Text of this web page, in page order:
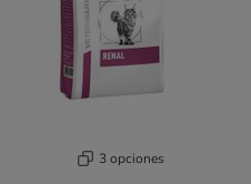
3 opciones